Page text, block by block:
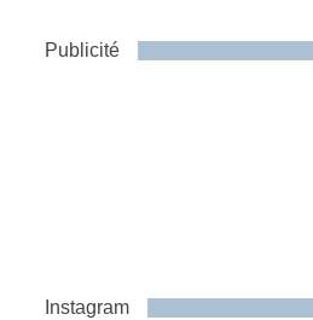
Publicité
Instagram